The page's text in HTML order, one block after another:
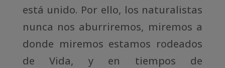
está unido. Por ello, los naturalistas
nunca nos aburriremos, miremos a
donde miremos estamos rodeados
de Vida, y en tiempos de